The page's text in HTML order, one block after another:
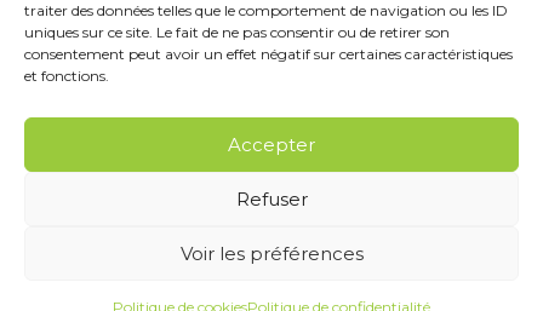
traiter des données telles que le comportement de navigation ou les ID
uniques sur ce site. Le fait de ne pas consentir ou de retirer son
consentement peut avoir un effet négatif sur certaines caractéristiques
et fonctions.
Accepter
Refuser
Voir les préférences
Politique de cookiesPolitique de confidentialité
développé par Boule de Campagne